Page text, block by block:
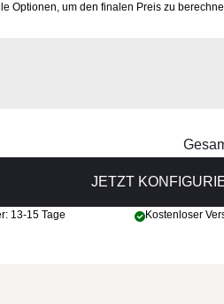
Optionen, um den finalen Preis zu
JETZT
13-15 Tage Kostenloser